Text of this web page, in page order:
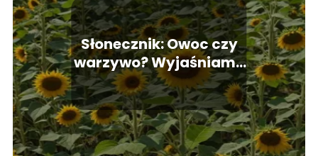
Słonecznik: Owoc czy
warzywo? Wyjaśniamy
botaniczne
klasyfikacje.